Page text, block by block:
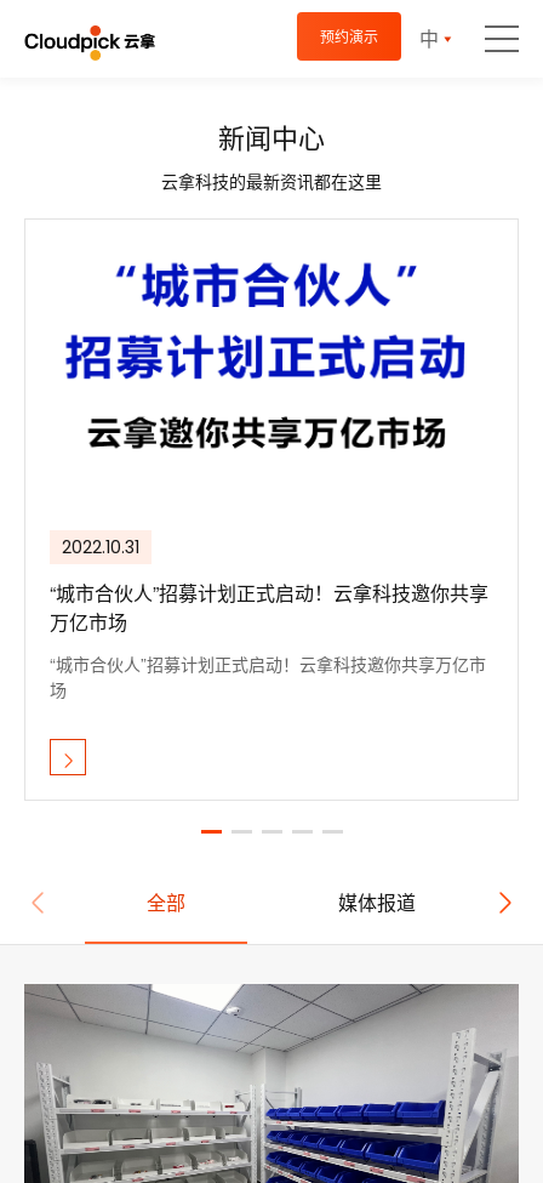
预约演示 中
新闻中心
云拿科技的最新资讯都在这里
2022.10.31
“城市合伙人”招募计划正式启动！云拿科技邀你共享
万亿市场
“城市合伙人”招募计划正式启动！云拿科技邀你共享万亿市
场
全部 媒体报道